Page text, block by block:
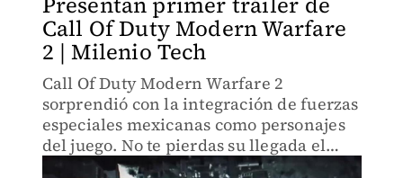
Call Of Duty Modern Warfare
2 | Milenio Tech
Call Of Duty Modern Warfare 2
sorprendió con la integración de fuerzas
especiales mexicanas como personajes
del juego. No te pierdas su llegada el
próximo 22 de octubre